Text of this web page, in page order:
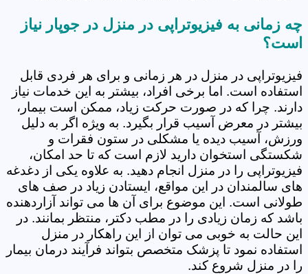
چه زمانی به فیزیوتراپی در منزل در جوپار نیاز
است؟
فیزیوتراپی در منزل در هر زمانی و برای هر فردی قابل
استفاده است. اما برخی افراد، بیشتر به این خدمات نیاز
دارند. چرا که در صورت حرکت زیاد، ممکن است بیمار،
بیشتر در معرض آسیب قرار بگیرد. به ویژه اگر به دلیل
ورزش، آسیب دیده یا مشکلی در ستون فقرات و
شکستگی استخوان دارید لازم است که تا حد امکان،
فیزیوتراپی را در منزل انجام دهید. به علاوه یکی از دغدغه
های سالمندان در این مواقع، ایستادن زیاد در صف های
طولانی است. این موضوع برای آن ها می تواند آزاردهنده
باشد که زمان زیادی را در مطب دکتر، منتظر بمانند. در
این حالت به خوبی می توان از این راهکار در منزل
استفاده نمود تا پزشک متخصص بتواند فرآیند درمان بیمار
را در منزل شروع کند.